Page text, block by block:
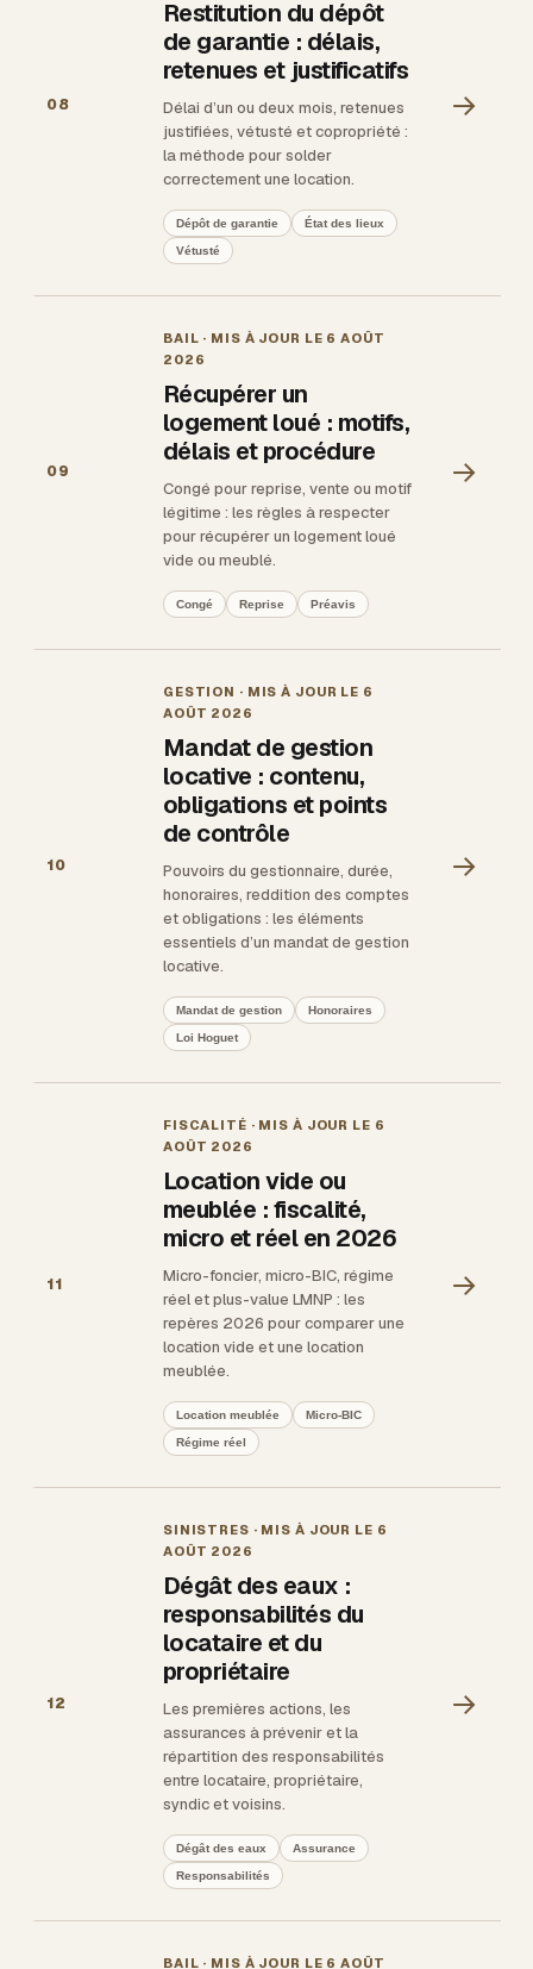
08
Restitution du dépôt
de garantie : délais,
retenues et justificatifs
Délai d’un ou deux mois, retenues
justifiées, vétusté et copropriété :
la méthode pour solder
correctement une location.
Dépôt de garantie État des lieux
Vétusté
→
09
BAIL · MIS À JOUR LE 6 AOÛT
2026
Récupérer un
logement loué : motifs,
délais et procédure
Congé pour reprise, vente ou motif
légitime : les règles à respecter
pour récupérer un logement loué
vide ou meublé.
Congé Reprise Préavis
→
10
GESTION · MIS À JOUR LE 6
AOÛT 2026
Mandat de gestion
locative : contenu,
obligations et points
de contrôle
Pouvoirs du gestionnaire, durée,
honoraires, reddition des comptes
et obligations : les éléments
essentiels d’un mandat de gestion
locative.
Mandat de gestion Honoraires
Loi Hoguet
→
11
FISCALITÉ · MIS À JOUR LE 6
AOÛT 2026
Location vide ou
meublée : fiscalité,
micro et réel en 2026
Micro-foncier, micro-BIC, régime
réel et plus-value LMNP : les
repères 2026 pour comparer une
location vide et une location
meublée.
Location meublée Micro-BIC
Régime réel
→
12
SINISTRES · MIS À JOUR LE 6
AOÛT 2026
Dégât des eaux :
responsabilités du
locataire et du
propriétaire
Les premières actions, les
assurances à prévenir et la
répartition des responsabilités
entre locataire, propriétaire,
syndic et voisins.
Dégât des eaux Assurance
Responsabilités
→
BAIL · MIS À JOUR LE 6 AOÛT